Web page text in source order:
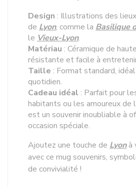
Design : Illustrations des
de Lyon, comme la Basilique
le Vieux-Lyon.
Matériau : Céramique de
résistante et facile à
Taille : Format standard,
quotidien.
Cadeau idéal : Parfait pour
habitants ou les amoureux de
est un souvenir inoubliable à
occasion spéciale.
Ajoutez une touche de Lyon à
avec ce mug souvenirs,
de convivialité !